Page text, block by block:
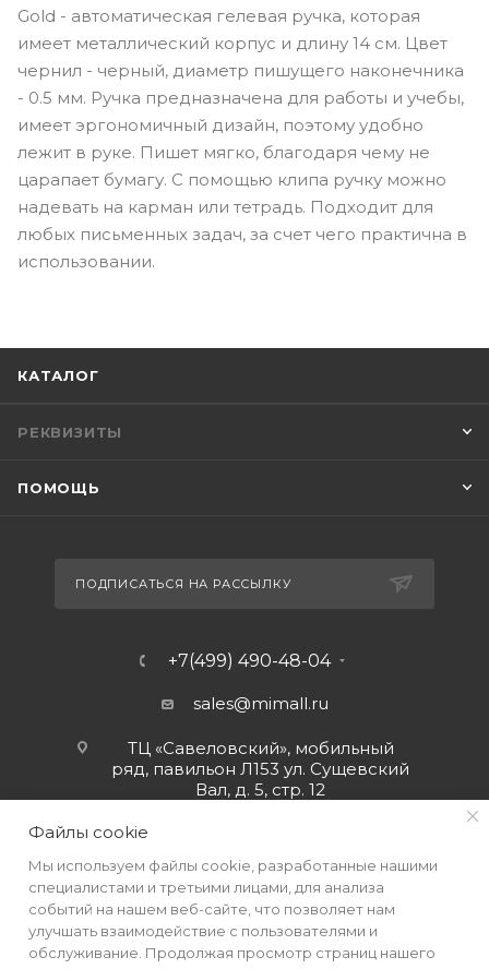
Gold - автоматическая гелевая ручка, которая
имеет металлический корпус и длину 14 см. Цвет
чернил - черный, диаметр пишущего наконечника
- 0.5 мм. Ручка предназначена для работы и учебы,
имеет эргономичный дизайн, поэтому удобно
лежит в руке. Пишет мягко, благодаря чему не
царапает бумагу. С помощью клипа ручку можно
надевать на карман или тетрадь. Подходит для
любых письменных задач, за счет чего практична в
использовании.
КАТАЛОГ
РЕКВИЗИТЫ
ПОМОЩЬ
ПОДПИСАТЬСЯ НА РАССЫЛКУ
+7(499) 490-48-04
sales@mimall.ru
ТЦ «Савеловский», мобильный
ряд, павильон Л153 ул. Сущевский
Вал, д. 5, стр. 12
Файлы cookie
Мы используем файлы cookie, разработанные нашими
специалистами и третьими лицами, для анализа
событий на нашем веб-сайте, что позволяет нам
улучшать взаимодействие с пользователями и
обслуживание. Продолжая просмотр страниц нашего